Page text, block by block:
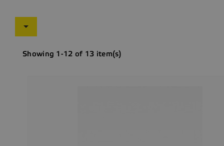

Showing 1-12 of 13 item(s)